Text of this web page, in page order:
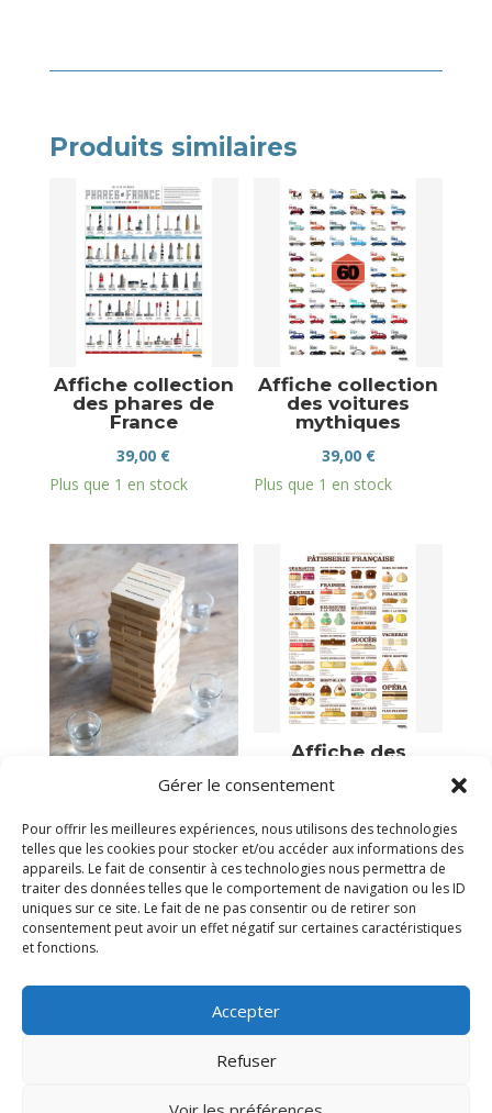
Gérer le consentement
Pour offrir les meilleures expériences, nous utilisons des technologies
telles que les cookies pour stocker et/ou accéder aux informations des
appareils. Le fait de consentir à ces technologies nous permettra de
traiter des données telles que le comportement de navigation ou les ID
uniques sur ce site. Le fait de ne pas consentir ou de retirer son
consentement peut avoir un effet négatif sur certaines caractéristiques
et fonctions.
Accepter
Refuser
Produits similaires
Affiche collection
des phares de
France
39,00 €
Plus que 1 en stock
Affiche collection
des voitures
mythiques
39,00 €
Plus que 1 en stock
Jeu à boire la tour
infernale
19,95€
Victime de son succès
Affiche des
de la patisserie
39,00€
Victime de son succès